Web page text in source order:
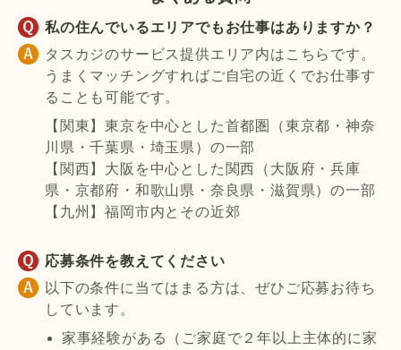
私の住んでいるエリアでもお仕事はありますか？
タスカジのサービス提供エリア内はこちらです。
うまくマッチングすればご自宅の近くでお仕事す
ることも可能です。
【関東】東京を中心とした首都圏（東京都・神奈
川県・千葉県・埼玉県）の一部
【関西】大阪を中心とした関西（大阪府・兵庫
県・京都府・和歌山県・奈良県・滋賀県）の一部
【九州】福岡市内とその近郊
応募条件を教えてください
以下の条件に当てはまる方は、ぜひご応募お待ち
しています。
家事経験がある（ご家庭で２年以上主体的に家